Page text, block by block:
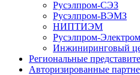
Русэлпром-СЭЗ
Русэлпром-ВЭМЗ
НИПТИЭМ
Русэлпром-
Инжиниринговый
Региональные
Авторизированные